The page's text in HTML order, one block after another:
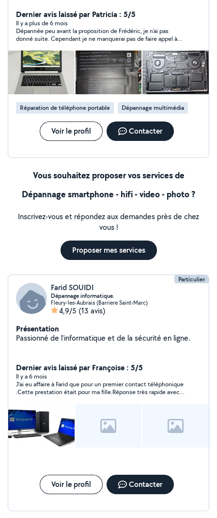
Intervention à distance par visio ou prise en main à
distance (TeamViewer / AnyDesk) Disponible 7j/7,
même le soir Je m'adapte à tous les niveaux (débutants
bienvenus !) Tarifs clairs, transparents et sans surprise
Pas besoin d'habiter à côté : j'interviens partout en
France grâce à la téléassistance ! N'hésite pas à
m'envoyer un message, je réponds rapidement et je
vous explique comment ça fonctionne. À bientôt !
Dernier avis laissé par Patricia : 5/5
Il y a plus de 6 mois
Dépannée peu avant la proposition de Frédéric, je n'ai pas
donné suite. Cependant je ne manquerai pas de faire appel à
Réparation de téléphone portable Dépannage multimédia
Voir le profil Contacter
Vous souhaitez proposer vos services de
Dépannage smartphone - hifi - video - photo ?
Inscrivez-vous et répondez aux demandes près de chez
vous !
Proposer mes services
Particulier
Farid SOUIDI
Dépannage informatique.
Fleury-les-Aubrais (Barriere Saint-Marc)
4,9/5 (13 avis)
Présentation
Passionné de l'informatique et de la sécurité en ligne.
Dernier avis laissé par Françoise : 5/5
Il y a 6 mois
J'ai eu affaire à Farid que pour un premier contact téléphonique
.Cette prestation était pour ma fille.Réponse très rapide avec
Voir le profil Contacter